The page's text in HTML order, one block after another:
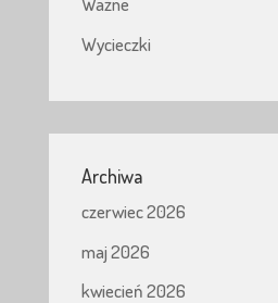
Wycieczki
Archiwa
czerwiec 2026
maj 2026
kwiecień 2026